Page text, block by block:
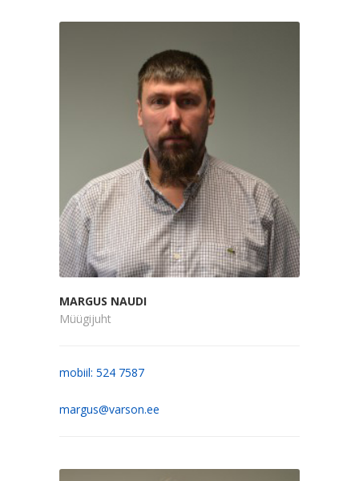
MARGUS NAUDI
Müügijuht
mobiil: 524 7587
margus@varson.ee